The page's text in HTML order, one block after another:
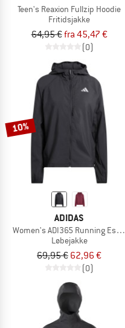
Teen's Reaxion Fullzip Hoodie
Fritidsjakke
64,95 €fra 45,47 €
(0)
10%
ADIDAS
Women's ADI365 Running
Løbejakke
69,95 € 62,96 €
(0)